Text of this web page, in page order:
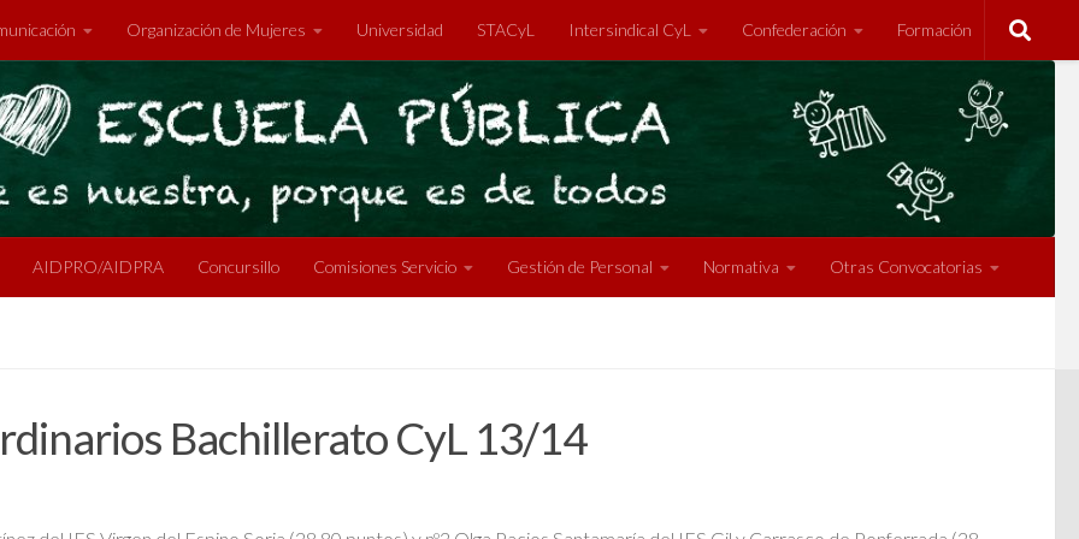
Organización de Mujeres Universidad STACyL Intersindical CyL Confederación Formación
AIDPRO/AIDPRA Concursillo Comisiones Servicio Gestión de Personal Normativa Otras Convocatorias
Bachillerato CyL 13/14